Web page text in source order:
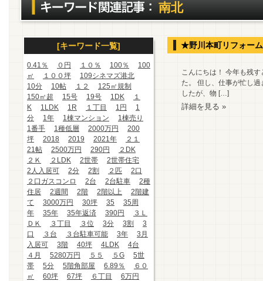
南北
[キーワード一覧]
0.41％ ０円 １０％ 100％
100
㎡
１００坪
109シネマズ港北
10分
10帖 １２
125㎡規制
150㎡超
15号 19号 1DK
１
K
1LDK 1R １丁目 1円
1
分
1年 1棟マンション
1棟売り
1番手
1種低層 2000万円
200
坪
2018 2019 2021年
２１
21帖
2500万円 290円
２DK
２Ｋ
２LDK 2世帯
2世帯住宅
2人入居可
2分 2割 ２匹
2口
２口ガスコンロ
2台 2台駐車
2種
住居
2週間 2階 2階以上
2階建
て
3000万円 30坪 35
35周
年
35年 35年返済 390円
３Ｌ
ＤＫ
３丁目 ３位 3分 3割
3
口
３台 ３台駐車可能 3年
3月
入居可
3階 40坪 4LDK
4台
４月
5280万円 ５５ ５G
5世
帯
5分 5階角部屋 6.89％
６０
㎡
60坪 67坪 ６丁目
6万円
★野川本町リフォー
こんにちは！ 今年も残
た。 但し、仕事が忙し
したが、物 […]
詳細を見る »